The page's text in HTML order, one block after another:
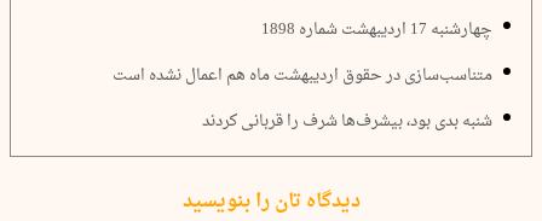
چهارشنبه 17 اردیبهشت شماره 1898
متناسب‌سازی در حقوق اردیبهشت ماه هم اعمال نشده است
شنبه بدی بود، بیشرف‌ها شرف را قربانی کردند
دیدگاه تان را بنویسید